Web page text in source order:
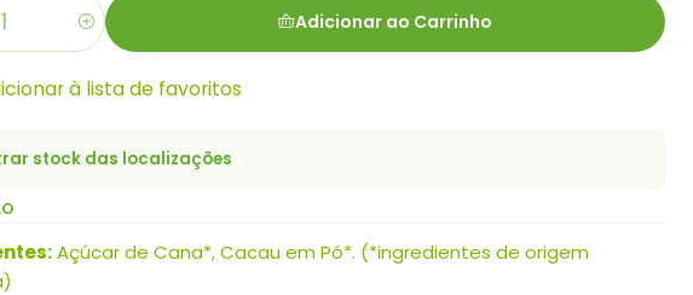
Adicionar ao Carrinho
à lista de favoritos
stock das localizações
Açúcar de Cana*, Cacau em Pó*. (*ingredientes de origem